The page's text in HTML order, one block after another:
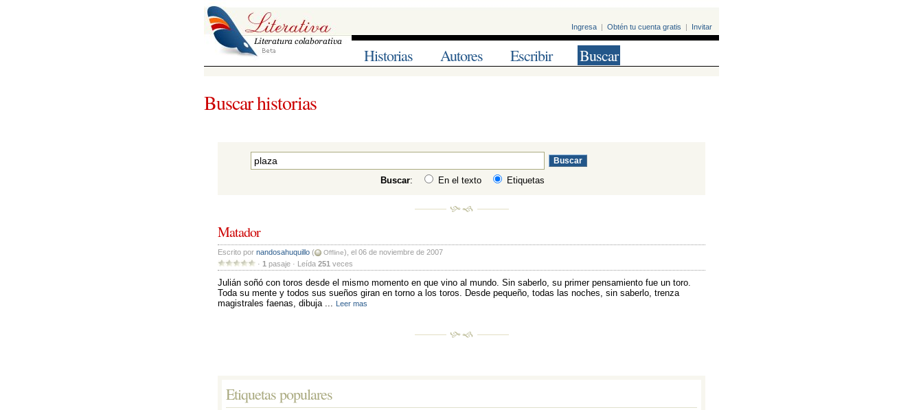
Ingresa | Obtén tu cuenta gratis | Invitar
Historias Autores Escribir Buscar
Buscar historias
Buscar: En el texto Etiquetas
Matador
Escrito por nandosahuquillo ( Offline), el 06 de noviembre de 2007
· 1 pasaje · Leída 251 veces
Julián soñó con toros desde el mismo momento en que vino al mundo. Sin saberlo, su primer pensamiento fue un toro.
Toda su mente y todos sus sueños giran en torno a los toros. Desde pequeño, todas las noches, sin saberlo, trenza
magistrales faenas, dibuja ...
Leer mas
Etiquetas populares